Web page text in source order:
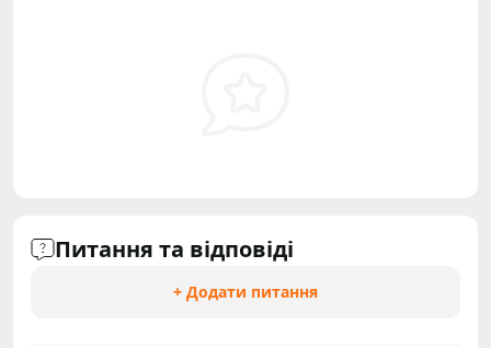
Питання та відповіді
+ Додати питання